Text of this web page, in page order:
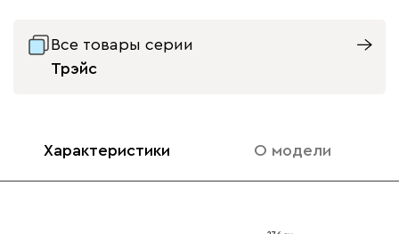
Все товары серии
Трэйс
Характеристики О модели